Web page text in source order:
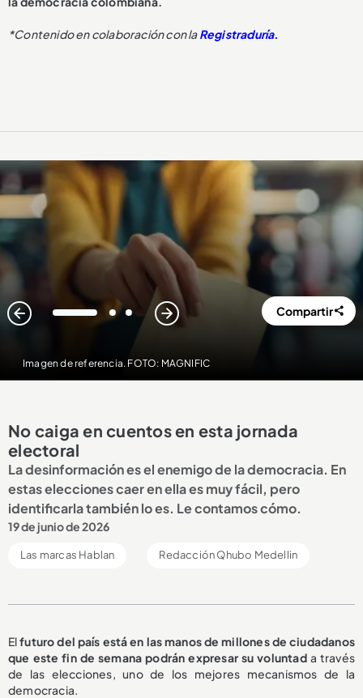
*Contenido en colaboración con laRegistraduría.
Imagen de referencia. FOTO: MAGNIFIC
1 2 3 Compartir
No caiga en cuentos en esta jornada
electoral
La desinformación es el enemigo de la democracia. En
estas elecciones caer en ella es muy fácil, pero
identificarla también lo es. Le contamos cómo.
19 de junio de 2026
Las marcas Hablan Redacción Qhubo Medellin
Elfuturo del país está en las manos de millones de ciudadanos
que este fin de semana podrán expresar su voluntada través
de las elecciones, uno de los mejores mecanismos de la
democracia.